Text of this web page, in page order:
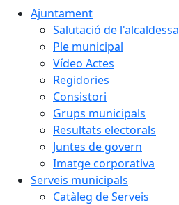
Ajuntament
Salutació de l'alcaldessa
Ple municipal
Vídeo Actes
Regidories
Consistori
Grups municipals
Resultats electorals
Juntes de govern
Imatge corporativa
Serveis municipals
Catàleg de Serveis